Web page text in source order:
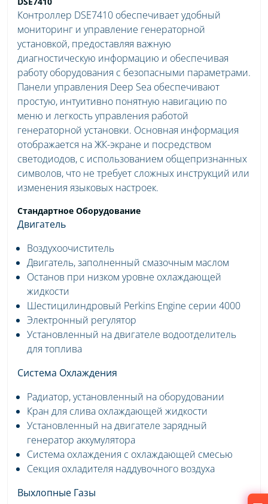
Контроллер DSE7410 обеспечивает удобный
мониторинг и управление генераторной
установкой, предоставляя важную
диагностическую информацию и обеспечивая
работу оборудования с безопасными параметрами.
Панели управления Deep Sea обеспечивают
простую, интуитивно понятную навигацию по
меню и легкость управления работой
генераторной установки. Основная информация
отображается на ЖК-экране и посредством
светодиодов, с использованием общепризнанных
символов, что не требует сложных инструкций или
изменения языковых настроек.
Стандартное Оборудование
Двигатель
Воздухоочиститель
Двигатель, заполненный смазочным маслом
Останов при низком уровне охлаждающей
жидкости
Шестицилиндровый Perkins Engine серии 4000
Электронный регулятор
Установленный на двигателе водоотделитель
для топлива
Система Охлаждения
Радиатор, установленный на оборудовании
Кран для слива охлаждающей жидкости
Установленный на двигателе зарядный
генератор аккумулятора
Система охлаждения с охлаждающей смесью
Секция охладителя наддувочного воздуха
Выхлопные Газы